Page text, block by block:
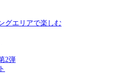
グエリアで楽しむ
2弾